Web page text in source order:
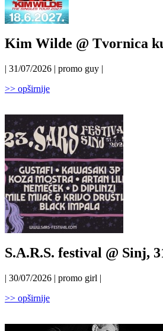
Kim Wilde @ Tvornica
| 31/07/2026 | promo guy |
>> opširnije
S.A.R.S. festival @ Sinj,
| 30/07/2026 | promo girl |
>> opširnije